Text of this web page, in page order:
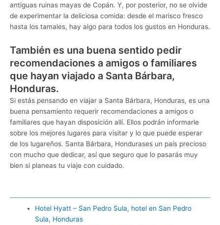
antiguas ruinas mayas de Copán. Y, por posterior, no se olvide
de experimentar la deliciosa comida: desde el marisco fresco
hasta los tamales, hay algo para todos los gustos en Honduras.
También es una buena sentido pedir
recomendaciones a amigos o familiares
que hayan viajado a Santa Bárbara,
Honduras.
Si estás pensando en viajar a Santa Bárbara, Honduras, es una
buena pensamiento requerir recomendaciones a amigos o
familiares que hayan disposición allí. Ellos podrán informarle
sobre los mejores lugares para visitar y lo que puede esperar
de los lugareños. Santa Bárbara, Hondurases un país precioso
con mucho que dedicar, así que seguro que lo pasarás muy
bien si planeas tu viaje con cuidado.
Hotel Hyatt – San Pedro Sula, hotel en San Pedro
Sula, Honduras